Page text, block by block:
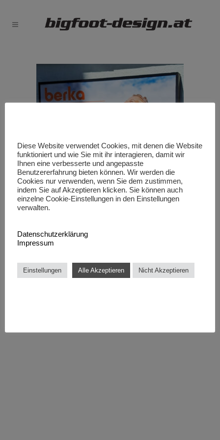
Diese Website verwendet Cookies, mit denen die Website
funktioniert und wie Sie mit ihr interagieren, damit wir
Ihnen eine verbesserte und angepasste
Benutzererfahrung bieten können. Wir werden die
Cookies nur verwenden, wenn Sie dem zustimmen,
indem Sie auf Akzeptieren klicken. Sie können auch
einzelne Cookie-Einstellungen in den Einstellungen
verwalten.
Datenschutzerklärung
Impressum
Einstellungen Alle Akzeptieren Nicht Akzeptieren